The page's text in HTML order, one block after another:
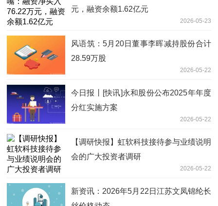
元，融资余额1.62亿元
2026-05-23
风语筑：5月20日董事李晖减持股份合计
28.59万股
2026-05-22
今日报丨[快讯]永和股份公布2025年年度
分红实施方案
2026-05-22
【调研快报】虹软科技接待参与业绩说明
会的广大投资者调研
2026-05-22
新资讯：2026年5月22日江苏文凤锦纶长